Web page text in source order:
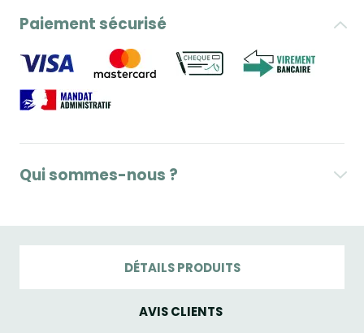
Paiement sécurisé
Qui sommes-nous ?
DÉTAILS PRODUITS
AVIS CLIENTS